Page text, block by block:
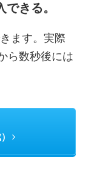
きる。
ます。実際
ら数秒後には